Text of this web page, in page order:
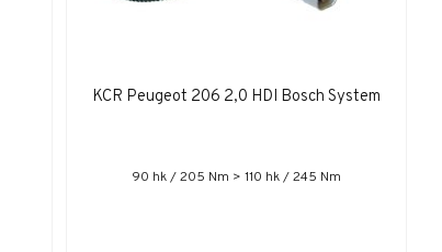
KCR Peugeot 206 2,0 HDI Bosch System
90 hk / 205 Nm > 110 hk / 245 Nm